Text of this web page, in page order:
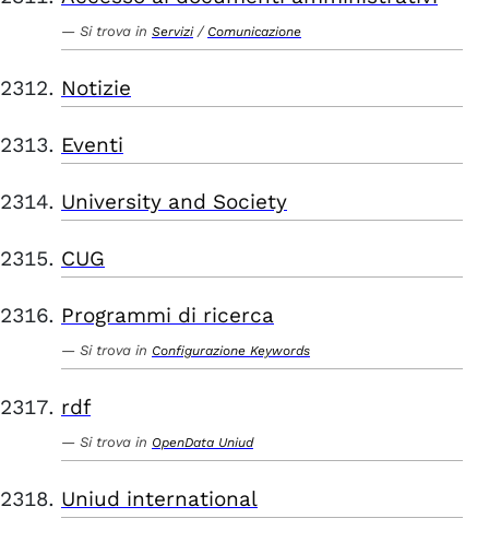
Si trova in Servizi / Comunicazione
Notizie
Eventi
University and Society
CUG
Programmi di ricerca
Si trova in Configurazione Keywords
rdf
Si trova in OpenData Uniud
Uniud international